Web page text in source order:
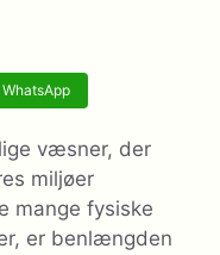
WhatsApp
væsner, der
miljøer
mange fysiske
er benlængden